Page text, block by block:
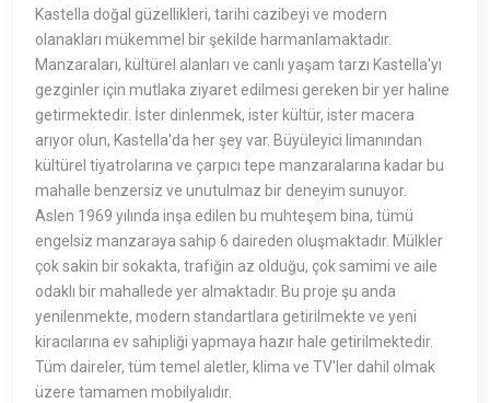
Kastella doğal güzellikleri, tarihi cazibeyi ve modern
olanakları mükemmel bir şekilde harmanlamaktadır.
Manzaraları, kültürel alanları ve canlı yaşam tarzı Kastella'yı
gezginler için mutlaka ziyaret edilmesi gereken bir yer haline
getirmektedir. İster dinlenmek, ister kültür, ister macera
arıyor olun, Kastella'da her şey var. Büyüleyici limanından
kültürel tiyatrolarına ve çarpıcı tepe manzaralarına kadar bu
mahalle benzersiz ve unutulmaz bir deneyim sunuyor.
Aslen 1969 yılında inşa edilen bu muhteşem bina, tümü
engelsiz manzaraya sahip 6 daireden oluşmaktadır. Mülkler
çok sakin bir sokakta, trafiğin az olduğu, çok samimi ve aile
odaklı bir mahallede yer almaktadır. Bu proje şu anda
yenilenmekte, modern standartlara getirilmekte ve yeni
kiracılarına ev sahipliği yapmaya hazır hale getirilmektedir.
Tüm daireler, tüm temel aletler, klima ve TV'ler dahil olmak
üzere tamamen mobilyalıdır.